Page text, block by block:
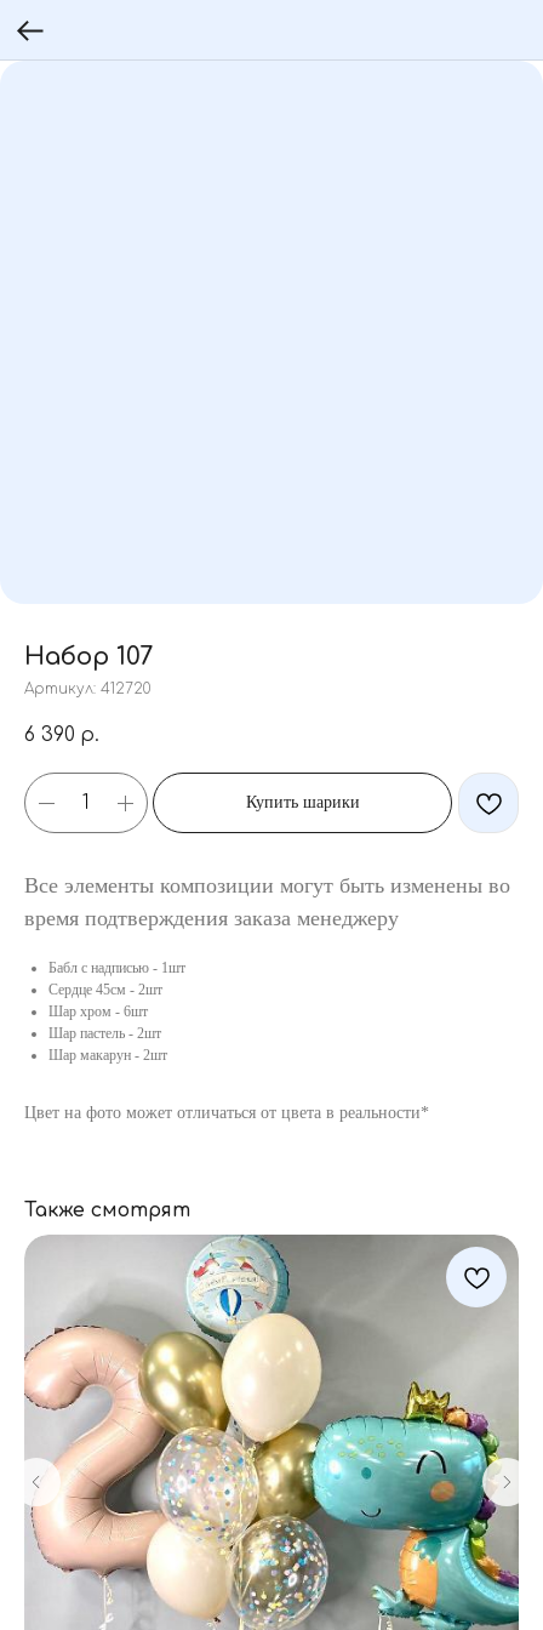
Набор 107
Артикул: 412720
6 390 р.
Купить шарики
Все элементы композиции могут быть изменены во
время подтверждения заказа менеджеру
Бабл с надписью - 1шт
Сердце 45см - 2шт
Шар хром - 6шт
Шар пастель - 2шт
Шар макарун - 2шт
Цвет на фото может отличаться от цвета в реальности*
Также смотрят